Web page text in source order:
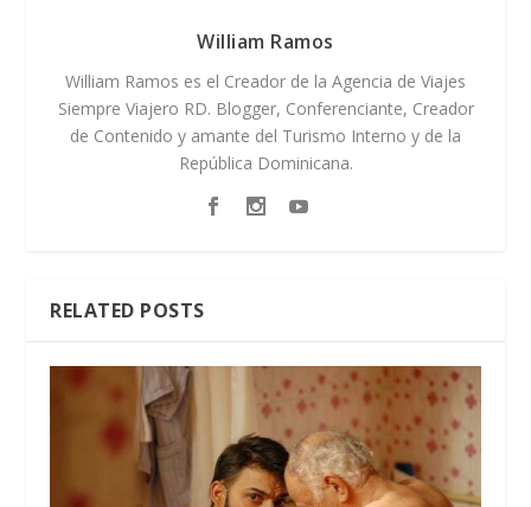
William Ramos
William Ramos es el Creador de la Agencia de Viajes
Siempre Viajero RD. Blogger, Conferenciante, Creador
de Contenido y amante del Turismo Interno y de la
República Dominicana.
RELATED POSTS